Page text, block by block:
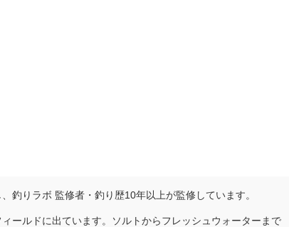
釣りラボ 監修者・釣り歴10年以上が監修しています。
ールドに出ています。ソルトからフレッシュウォーターまで